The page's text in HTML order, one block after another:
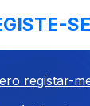
registar-